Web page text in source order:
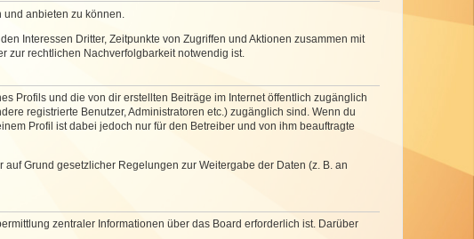
anbieten zu können.
Interessen Dritter, Zeitpunkte von Zugriffen und Aktionen zusammen mit
zur rechtlichen Nachverfolgbarkeit notwendig ist.
Profils und die von dir erstellten Beiträge im Internet öffentlich zugänglich
registrierte Benutzer, Administratoren etc.) zugänglich sind. Wenn du
Profil ist dabei jedoch nur für den Betreiber und von ihm beauftragte
Grund gesetzlicher Regelungen zur Weitergabe der Daten (z. B. an
zentraler Informationen über das Board erforderlich ist. Darüber